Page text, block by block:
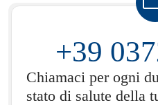
+39
Chiamaci per ogni
stato di salute della